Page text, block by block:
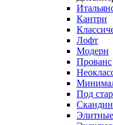
Кантри
Лофт
Модерн
Прованс
Под
Элитные